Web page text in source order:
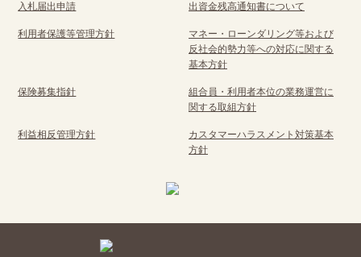
入札届出申請 出資金残高通知書について
利用者保護等管理方針
マネー・ローンダリング等および
反社会的勢力等への対応に関する
基本方針
保険募集指針
組合員・利用者本位の業務運営に
関する取組方針
利益相反管理方針
カスタマーハラスメント対策基本
方針